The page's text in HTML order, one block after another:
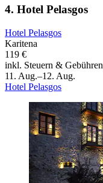
4. Hotel Pelasgos
Hotel Pelasgos
Karitena
119 €
inkl. Steuern & Gebühren
11. Aug.–12. Aug.
Hotel Pelasgos